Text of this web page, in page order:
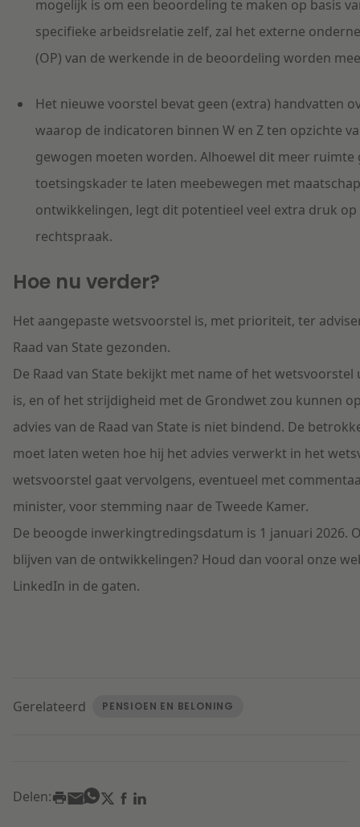
mogelijk is om een beoordeling te maken op basis
specifieke arbeidsrelatie zelf, zal het externe
(OP) van de werkende in de beoordeling worden
Het nieuwe voorstel bevat geen (extra) handvatten
waarop de indicatoren binnen W en Z ten opzichte
gewogen moeten worden. Alhoewel dit meer ruimte
toetsingskader te laten meebewegen met
ontwikkelingen, legt dit potentieel veel extra druk op
rechtspraak.
Hoe nu verder?
Het aangepaste wetsvoorstel is, met prioriteit, ter
Raad van State gezonden.
De Raad van State bekijkt met name of het
is, en of het strijdigheid met de Grondwet zou kunnen
advies van de Raad van State is niet bindend. De
moet laten weten hoe hij het advies verwerkt in het
wetsvoorstel gaat vervolgens, eventueel met
minister, voor stemming naar de Tweede Kamer.
De beoogde inwerkingtredingsdatum is 1 januari 2026.
blijven van de ontwikkelingen? Houd dan vooral onze
LinkedIn in de gaten.
Gerelateerd PENSIOEN EN BELONING
Delen: